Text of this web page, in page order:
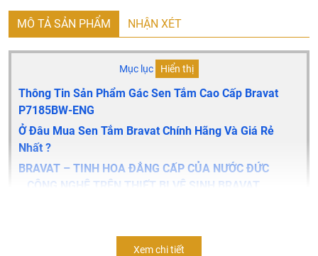
MÔ TẢ SẢN PHẨM NHẬN XÉT
Mục lục Hiển thị
Thông Tin Sản Phẩm Gác Sen Tắm Cao Cấp Bravat
P7185BW-ENG
Ở Đâu Mua Sen Tắm Bravat Chính Hãng Và Giá Rẻ
Nhất ?
BRAVAT – TINH HOA ĐẲNG CẤP CỦA NƯỚC ĐỨC
CÔNG NGHỆ TRÊN THIẾT BỊ VỆ SINH BRAVAT
Xem chi tiết